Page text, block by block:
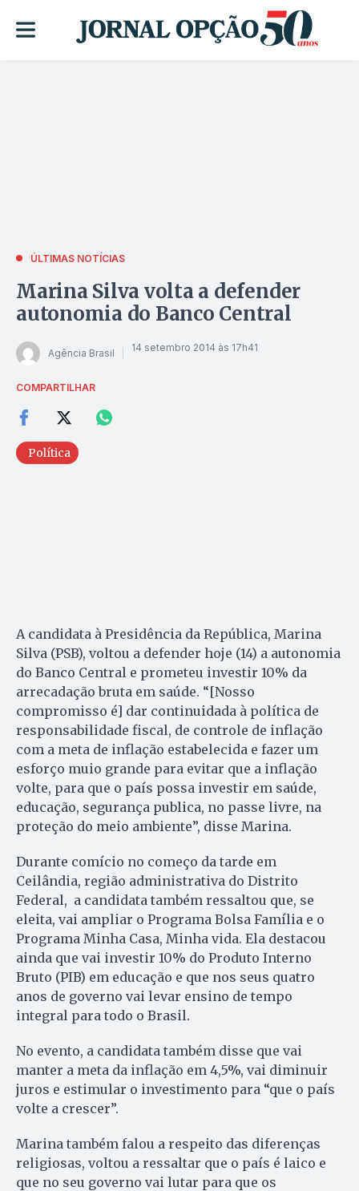
ÚLTIMAS NOTÍCIAS
Marina Silva volta a defender
autonomia do Banco Central
Agência Brasil 14 setembro 2014 às 17h41
COMPARTILHAR
Política
A candidata à Presidência da República, Marina
Silva (PSB), voltou a defender hoje (14) a autonomia
do Banco Central e prometeu investir 10% da
arrecadação bruta em saúde. “[Nosso
compromisso é] dar continuidada à política de
responsabilidade fiscal, de controle de inflação
com a meta de inflação estabelecida e fazer um
esforço muio grande para evitar que a inflação
volte, para que o país possa investir em saúde,
educação, segurança publica, no passe livre, na
proteção do meio ambiente”, disse Marina.
Durante comício no começo da tarde em
Ceilândia, região administrativa do Distrito
Federal, a candidata também ressaltou que, se
eleita, vai ampliar o Programa Bolsa Família e o
Programa Minha Casa, Minha vida. Ela destacou
ainda que vai investir 10% do Produto Interno
Bruto (PIB) em educação e que nos seus quatro
anos de governo vai levar ensino de tempo
integral para todo o Brasil.
No evento, a candidata também disse que vai
manter a meta da inflação em 4,5%, vai diminuir
juros e estimular o investimento para “que o país
volte a crescer”.
Marina também falou a respeito das diferenças
religiosas, voltou a ressaltar que o país é laico e
que no seu governo vai lutar para que os